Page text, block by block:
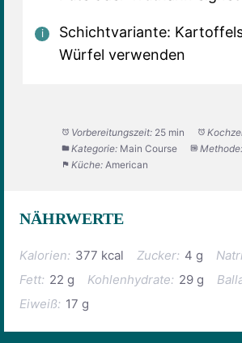
Schichtvariante:
Würfel verwenden
Vorbereitungszeit: 25 min
Kategorie: Main Course Methode:
Küche: American
NÄHRWERTE
Kalorien: 377 kcal Zucker: 4 g
Fett: 22 g Kohlenhydrate: 29 g
Eiweiß: 17 g